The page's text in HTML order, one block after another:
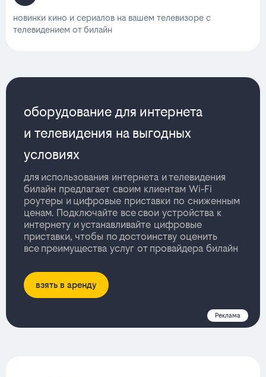
новинки кино и сериалов на вашем телевизоре с
телевидением от билайн
оборудование для интернета
и телевидения на выгодных
условиях
для использования интернета и телевидения
билайн предлагает своим клиентам Wi-Fi
роутеры и цифровые приставки по сниженным
ценам. Подключайте все свои устройства к
интернету и устанавливайте цифровые
приставки, чтобы по достоинству оценить
все преимущества услуг от провайдера билайн
взять в аренду
Реклама